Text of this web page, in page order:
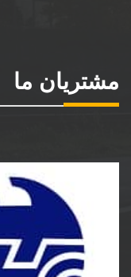
مشتریان ما